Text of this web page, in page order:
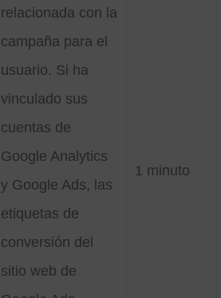
relacionada con la
campaña para el
usuario. Si ha
vinculado sus
cuentas de
Google Analytics
y Google Ads, las
etiquetas de
conversión del
sitio web de
1 minuto